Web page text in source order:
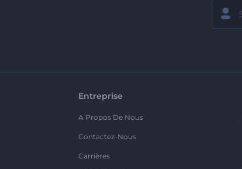
Entreprise
A Propos De Nous
Contactez-Nous
Carrières